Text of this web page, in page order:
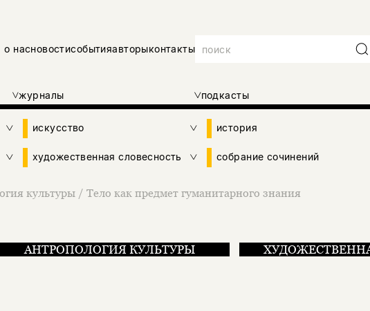
о насновостисобытияавторыконтакты
журналы подкасты
искусство история
художественная словесность собрание сочинений
культуры / Тело как предмет гуманитарного знания
АНТРОПОЛОГИЯ КУЛЬТУРЫ
знания